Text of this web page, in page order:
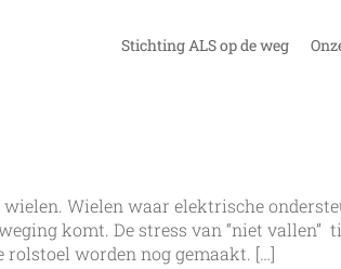
Stichting ALS op de weg
Wielen waar elektrische
komt. De stress van “niet vallen”
rolstoel worden nog gemaakt. […]